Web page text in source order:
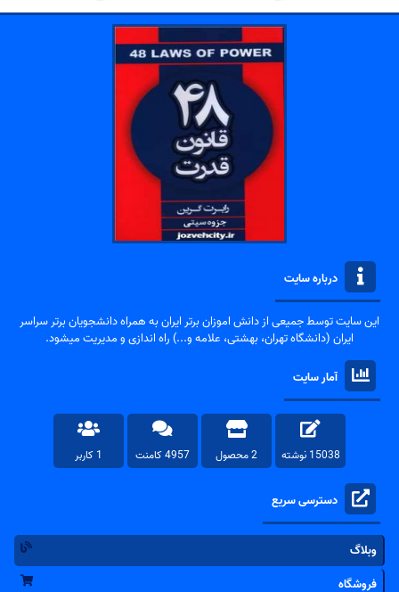
درباره سایت
این سایت توسط جمیعی از دانش اموزان برتر ایران به همراه دانشجویان برتر سراسر
ایران (دانشگاه تهران، بهشتی، علامه و...) راه اندازی و مدیریت میشود.
آمار سایت
15038 نوشته 2 محصول 4957 کامنت 1 کاربر
دسترسی سریع
وبلاگ
فروشگاه